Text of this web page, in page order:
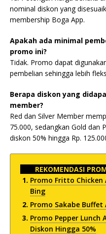
nominal diskon yang
membership Boga App.
Apakah ada minimal
promo ini?
Tidak. Promo dapat
pembelian sehingga lebih
Berapa diskon yang
member?
Red dan Silver Member
75.000, sedangkan Gold dan
diskon 50% hingga Rp.
REKOMENDASI
Promo Fritto
Bing
Promo Sakabe Buffet
Promo Pepper Lunch
Diskon Hingga 50%